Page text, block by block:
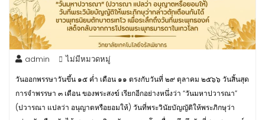
admin ไม่มีหมวดหมู่
วันออกพรรษาวันขึ้น ๑๕ ค่ำ เดือน ๑๑ ตรงกับวันที่ ๒๙ ตุลาคม ๒๕๖๖ วันสิ้นสุด
การจำพรรษา ๓ เดือน ของพระสงฆ์ เรียกอีกอย่างหนึ่งว่า “วันมหาปวารณา”
(ปวารณา แปลว่า อนุญาตหรือยอมให้) วันที่พระวินัยบัญญัติให้พระภิกษุว่า